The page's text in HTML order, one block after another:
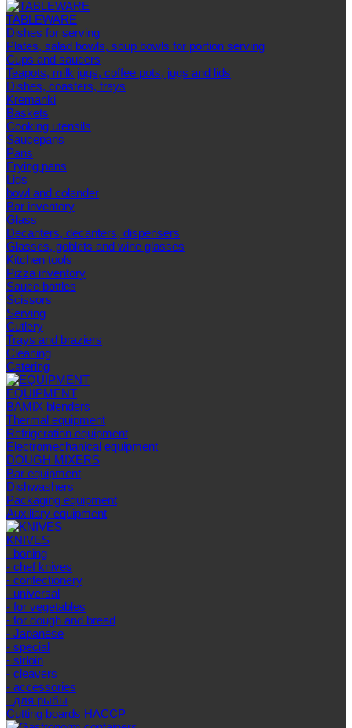
TABLEWARE
Dishes for serving
Plates, salad bowls, soup bowls for portion serving
Cups and saucers
Teapots, milk jugs, coffee pots, jugs and lids
Dishes, coasters, trays
Kremanki
Baskets
Cooking utensils
Saucepans
Pans
Frying pans
Lids
bowl and colander
Bar inventory
Glass
Decanters, decanters, dispensers
Glasses, goblets and wine glasses
Kitchen tools
Pizza inventory
Sauce bottles
Scissors
Serving
Cutlery
Trays and braziers
Сleaning
Catering
EQUIPMENT
BAMIX blenders
Thermal equipment
Refrigeration equipment
Electromechanical equipment
DOUGH MIXERS
Bar equipment
Dishwashers
Packaging equipment
Auxiliary equipment
KNIVES
- boning
- chef knives
- confectionery
- universal
- for vegetables
- for dough and bread
- Japanese
- special
- sirloin
- cleavers
- accessories
- для рыбы
Cutting boards HACCP